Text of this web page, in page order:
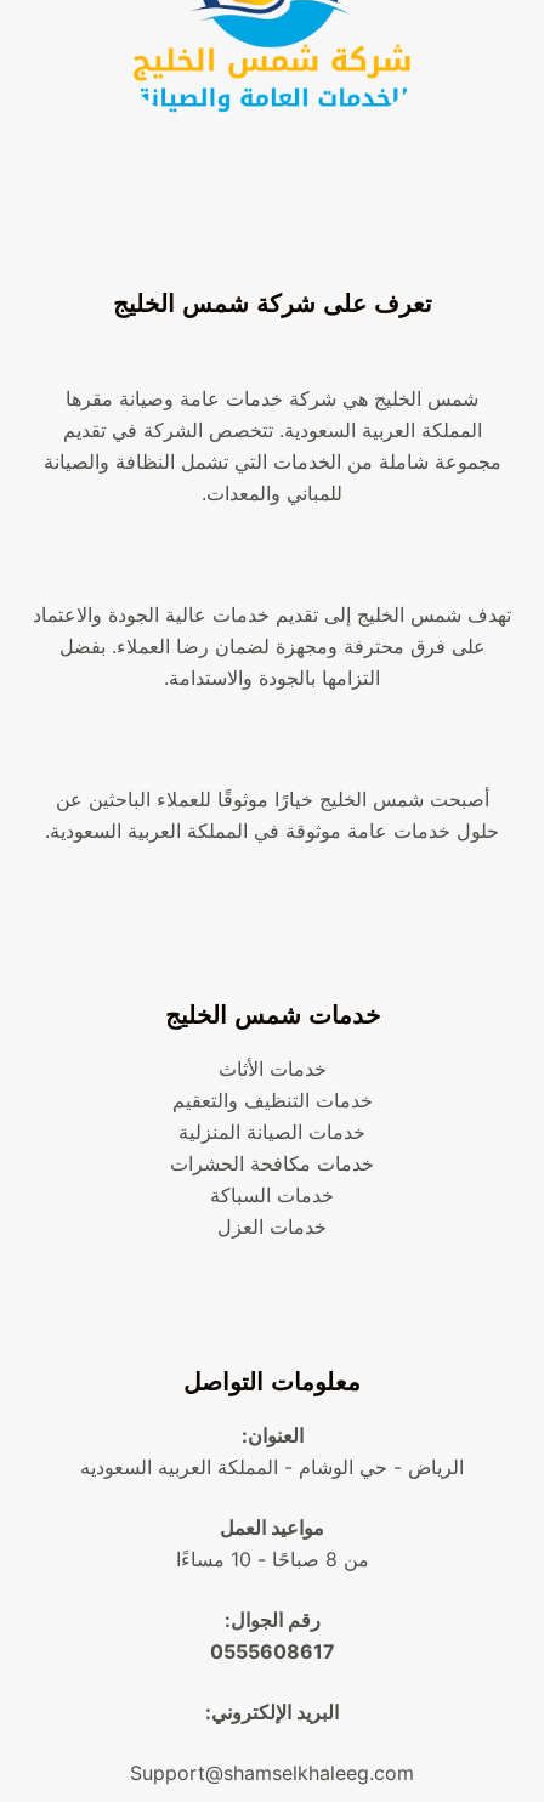
تعرف على شركة شمس الخليج
شمس الخليج هي شركة خدمات عامة وصيانة مقرها
المملكة العربية السعودية. تتخصص الشركة في تقديم
مجموعة شاملة من الخدمات التي تشمل النظافة والصيانة
للمباني والمعدات.
تهدف شمس الخليج إلى تقديم خدمات عالية الجودة والاعتماد
على فرق محترفة ومجهزة لضمان رضا العملاء. بفضل
التزامها بالجودة والاستدامة.
أصبحت شمس الخليج خيارًا موثوقًا للعملاء الباحثين عن
حلول خدمات عامة موثوقة في المملكة العربية السعودية.
خدمات شمس الخليج
خدمات الأثاث
خدمات التنظيف والتعقيم
خدمات الصيانة المنزلية
خدمات مكافحة الحشرات
خدمات السباكة
خدمات العزل
معلومات التواصل
العنوان:
الرياض - حي الوشام - المملكة العربيه السعوديه
مواعيد العمل
من 8 صباحًا - 10 مساءًا
رقم الجوال:
0555608617
البريد الإلكتروني:
Support@shamselkhaleeg.com